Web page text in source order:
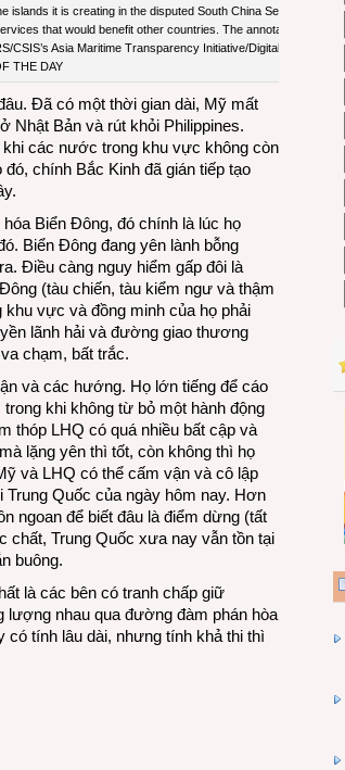
it is creating in the disputed South China Sea,
that would benefit other countries. The annotation
CSIS’s Asia Maritime Transparency Initiative/Digital
THE DAY
Đã có một thời gian dài, Mỹ mất
Nhật Bản và rút khỏi Philippines.
các nước trong khu vực không còn
chính Bắc Kinh đã gián tiếp tạo
Biển Đông, đó chính là lúc họ
Biển Đông đang yên lành bỗng
Điều càng nguy hiểm gấp đôi là
(tàu chiến, tàu kiểm ngư và thậm
vực và đồng minh của họ phải
lãnh hải và đường giao thương
chạm, bất trắc.
và các hướng. Họ lớn tiếng để cáo
khi không từ bỏ một hành động
thóp LHQ có quá nhiều bất cập và
lặng yên thì tốt, còn không thì họ
và LHQ có thể cấm vận và cô lập
Quốc của ngày hôm nay. Hơn
ngoan để biết đâu là điểm dừng (tất
chất, Trung Quốc xưa nay vẫn tồn tại
buông.
là các bên có tranh chấp giữ
nhau qua đường đàm phán hòa
có tính lâu dài, nhưng tính khả thi thì